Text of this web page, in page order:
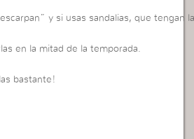
y si usas sandalias, que tengan
en la mitad de la temporada.
bastante!